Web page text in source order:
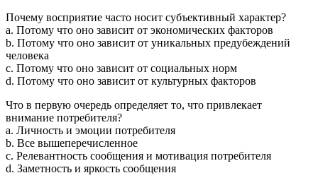
Почему восприятие часто носит субъективный характер?
a. Потому что оно зависит от экономических факторов
b. Потому что оно зависит от уникальных предубеждений
человека
c. Потому что оно зависит от социальных норм
d. Потому что оно зависит от культурных факторов
Что в первую очередь определяет то, что привлекает
внимание потребителя?
a. Личность и эмоции потребителя
b. Все вышеперечисленное
c. Релевантность сообщения и мотивация потребителя
d. Заметность и яркость сообщения